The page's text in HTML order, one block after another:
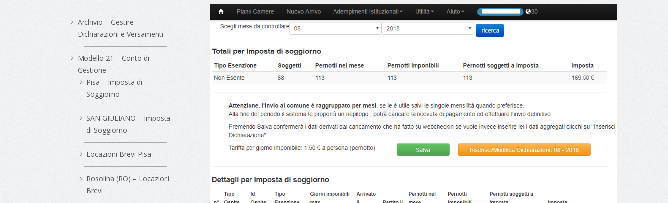
Archivio – Gestire
Dichiarazioni e Versamenti
Modello 21 – Conto di
Gestione
Pisa – Imposta di
Soggiorno
SAN GIULIANO – Imposta
di Soggiorno
Locazioni Brevi Pisa
Rosolina (RO) – Locazioni
Brevi